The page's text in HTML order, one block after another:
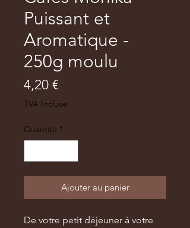
Puissant et
Aromatique -
250g moulu
4,20 €
TVA Incluse
Quantité *
Ajouter au panier
De votre petit déjeuner à votre